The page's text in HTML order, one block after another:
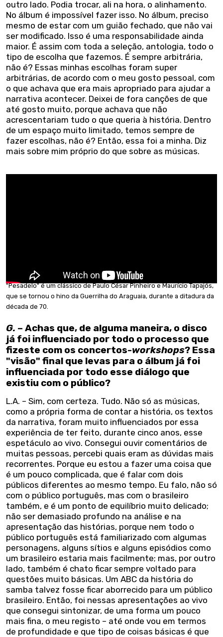
outro lado. Podia trocar, ali na hora, o alinhamento.
No álbum é impossível fazer isso. No álbum, preciso
mesmo de estar com um guião fechado, que não vai
ser modificado. Isso é uma responsabilidade ainda
maior. É assim com toda a seleção, antologia, todo o
tipo de escolha que fazemos. É sempre arbitrária,
não é? Essas minhas escolhas foram super
arbitrárias, de acordo com o meu gosto pessoal, com
o que achava que era mais apropriado para ajudar a
narrativa acontecer. Deixei de fora canções de que
até gosto muito, porque achava que não
acrescentariam tudo o que queria à história. Dentro
de um espaço muito limitado, temos sempre de
fazer escolhas, não é? Então, essa foi a minha. Diz
mais sobre mim próprio do que sobre as músicas.
"Pesadelo" é um clássico de Paulo César Pinheiro e Maurício Tapajós,
que se tornou o hino da Guerrilha do Araguaia, durante a ditadura da
década de 70.
G. – Achas que, de alguma maneira, o disco
já foi influenciado por todo o processo que
fizeste com os concertos-workshops? Essa
"visão" final que levas para o álbum já foi
influenciada por todo esse diálogo que
existiu com o público?
L.A. – Sim, com certeza. Tudo. Não só as músicas,
como a própria forma de contar a história, os textos
da narrativa, foram muito influenciados por essa
experiência de ter feito, durante cinco anos, esse
espetáculo ao vivo. Consegui ouvir comentários de
muitas pessoas, percebi quais eram as dúvidas mais
recorrentes. Porque eu estou a fazer uma coisa que
é um pouco complicada, que é falar com dois
públicos diferentes ao mesmo tempo. Eu falo, não só
com o público português, mas com o brasileiro
também, e é um ponto de equilíbrio muito delicado;
não ser demasiado profundo na análise e na
apresentação das histórias, porque nem todo o
público português está familiarizado com algumas
personagens, alguns sítios e alguns episódios como
um brasileiro estaria mais facilmente; mas, por outro
lado, também é chato ficar sempre voltado para
questões muito básicas. Um ABC da história do
samba talvez fosse ficar aborrecido para um público
brasileiro. Então, foi nessas apresentações ao vivo
que consegui sintonizar, de uma forma um pouco
mais fina, o meu registo – até onde vou em termos
de profundidade e que tipo de coisas básicas é que